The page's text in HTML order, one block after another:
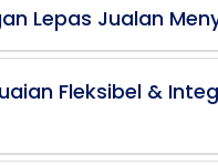
Lepas Jualan
Fleksibel &